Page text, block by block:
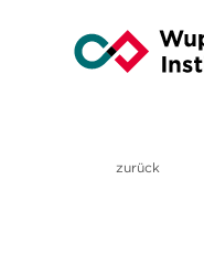
zurück